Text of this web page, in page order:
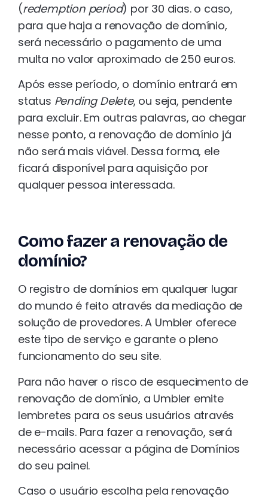
(redemption period) por 30 dias. o caso,
para que haja a renovação de domínio,
será necessário o pagamento de uma
multa no valor aproximado de 250 euros.
Após esse período, o domínio entrará em
status Pending Delete, ou seja, pendente
para excluir. Em outras palavras, ao chegar
nesse ponto, a renovação de domínio já
não será mais viável. Dessa forma, ele
ficará disponível para aquisição por
qualquer pessoa interessada.
Como fazer a renovação de
domínio?
O registro de domínios em qualquer lugar
do mundo é feito através da mediação de
solução de provedores. A Umbler oferece
este tipo de serviço e garante o pleno
funcionamento do seu site.
Para não haver o risco de esquecimento de
renovação de domínio, a Umbler emite
lembretes para os seus usuários através
de e-mails. Para fazer a renovação, será
necessário acessar a página de Domínios
do seu painel.
Caso o usuário escolha pela renovação